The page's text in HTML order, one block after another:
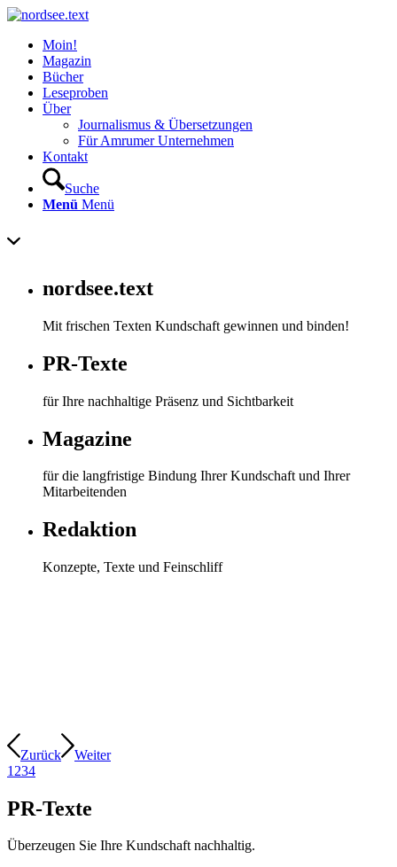
Moin!
Magazin
Bücher
Leseproben
Über
Journalismus & Übersetzungen
Für Amrumer Unternehmen
Kontakt
Suche
Menü Menü
nordsee.text
Mit frischen Texten Kundschaft gewinnen und binden!
PR-Texte
für Ihre nachhaltige Präsenz und Sichtbarkeit
Magazine
für die langfristige Bindung Ihrer Kundschaft und Ihrer
Mitarbeitenden
Redaktion
Konzepte, Texte und Feinschliff
Zurück
Weiter
1 234
PR-Texte
Überzeugen Sie Ihre Kundschaft nachhaltig.